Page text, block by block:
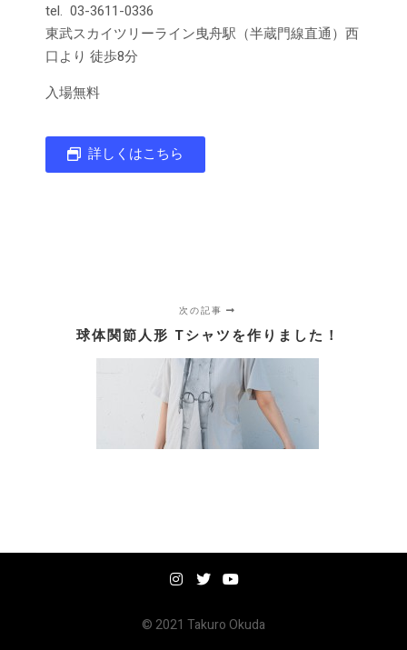
tel. 03-3611-0336
東武スカイツリーライン曳舟駅（半蔵門線直通）西
口より 徒歩8分
入場無料
詳しくはこちら
次の記事
球体関節人形 Tシャツを作りました！
© 2021 Takuro Okuda